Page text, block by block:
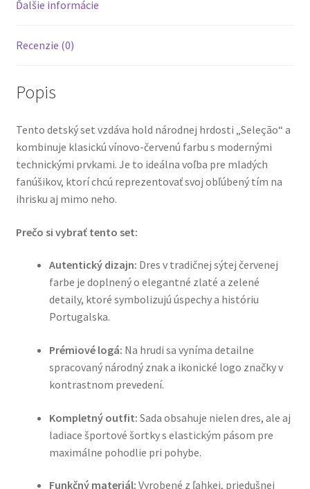
Ďalšie informácie
Recenzie (0)
Popis
Tento detský set vzdáva hold národnej hrdosti „Seleção“ a
kombinuje klasickú vínovo-červenú farbu s modernými
technickými prvkami. Je to ideálna voľba pre mladých
fanúšikov, ktorí chcú reprezentovať svoj obľúbený tím na
ihrisku aj mimo neho.
Prečo si vybrať tento set:
Autentický dizajn: Dres v tradičnej sýtej červenej
farbe je doplnený o elegantné zlaté a zelené
detaily, ktoré symbolizujú úspechy a históriu
Portugalska.
Prémiové logá: Na hrudi sa vyníma detailne
spracovaný národný znak a ikonické logo značky v
kontrastnom prevedení.
Kompletný outfit: Sada obsahuje nielen dres, ale aj
ladiace športové šortky s elastickým pásom pre
maximálne pohodlie pri pohybe.
Funkčný materiál: Vyrobené z ľahkej, priedušnej